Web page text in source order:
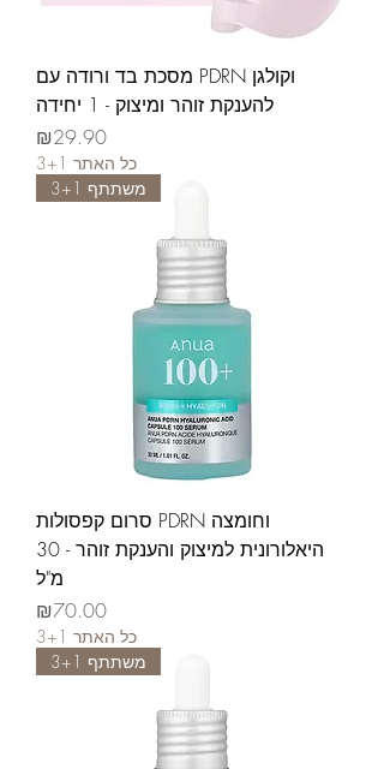
מסכת בד ורודה עם PDRN וקולגן
להענקת זוהר ומיצוק - 1 יחידה
가격
₪29.90
3+1 כל האתר
משתתף 3+1
סרום קפסולות PDRN וחומצה
היאלורונית למיצוק והענקת זוהר - 30
מ"ל
가격
₪70.00
3+1 כל האתר
משתתף 3+1